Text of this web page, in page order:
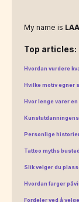
My name is
Top articles:
Hvordan vurdere
Hvilke motiv egner
Hvor lenge varer
Personlige
Tattoo myths
Slik velger du
Hvordan farger
Fordeler ved å